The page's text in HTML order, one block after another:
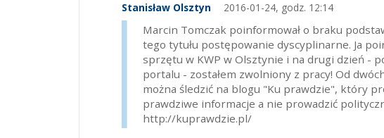
Stanisław Olsztyn 2016-01-24, godz. 12:14
Marcin Tomczak poinformował o braku
tego tytułu postępowanie dyscyplinarne. Ja
sprzętu w KWP w Olsztynie i na drugi dzień -
portalu - zostałem zwolniony z pracy! Od
można śledzić na blogu "Ku prawdzie", który
prawdziwe informacje a nie prowadzić
http://kuprawdzie.pl/